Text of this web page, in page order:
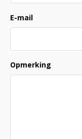
E-mail
Opmerking